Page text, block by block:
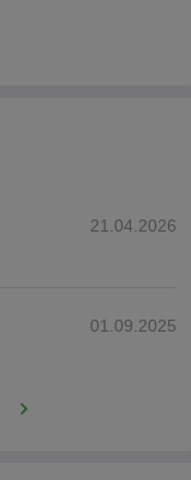
21.04.2026
01.09.2025